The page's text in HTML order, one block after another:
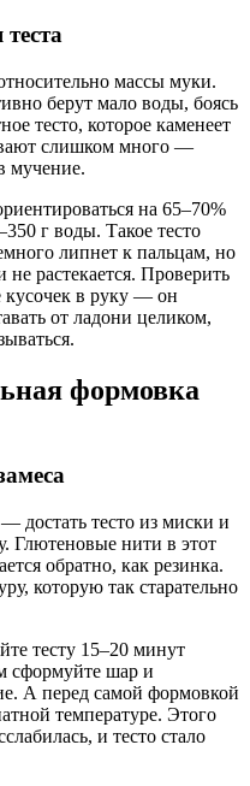
массы муки.
берут мало воды, боясь
тесто, которое каменеет
слишком много —
мучение.
на 65–70%
г воды. Такое тесто
липнет к пальцам, но
растекается. Проверить
кусочек в руку — он
от ладони целиком,
формовка
достать тесто из миски и
Глютеновые нити в этот
обратно, как резинка.
которую так старательно
тесту 15–20 минут
сформуйте шар и
А перед самой формовкой
температуре. Этого
и тесто стало